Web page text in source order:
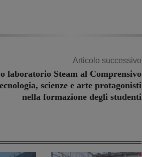
Articolo successivo
laboratorio Steam al Comprensivo
scienze e arte protagonisti
nella formazione degli studenti